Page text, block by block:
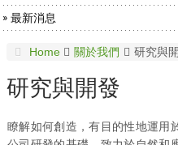
最新消息
Home 關於我們 研究與
研究與開發
瞭解如何創造，有目的性地運用